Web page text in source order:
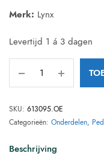
Merk: Lynx
Levertijd 1 á 3 dagen
SKU: 613095.OE
Categorieën: Onderdelen,
Beschrijving